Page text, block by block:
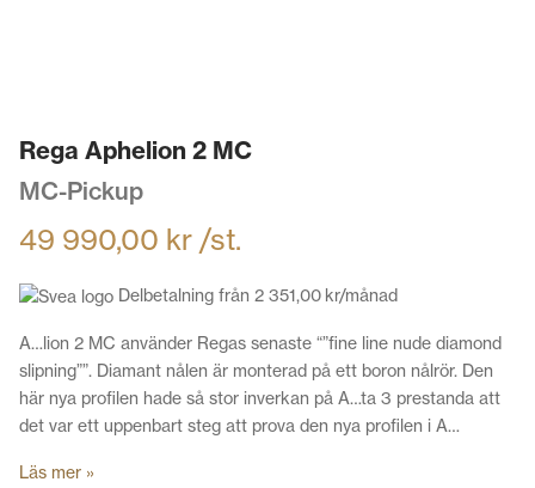
Rega Aphelion 2 MC
MC-Pickup
49 990,00 kr /st.
Delbetalning från 2 351,00 kr/månad
A…lion 2 MC använder Regas senaste “”fine line nude diamond
slipning””. Diamant nålen är monterad på ett boron nålrör. Den
här nya profilen hade så stor inverkan på A…ta 3 prestanda att
det var ett uppenbart steg att prova den nya profilen i A…
Läs mer »